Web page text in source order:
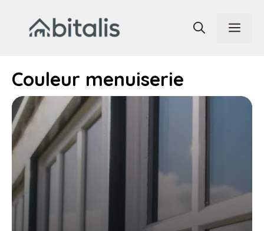
contenu
Couleur menuiserie